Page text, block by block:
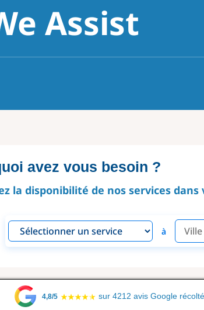
Assist
avez vous besoin ?
la disponibilité de nos services dans
à
4,8/5 sur 4212 avis Google